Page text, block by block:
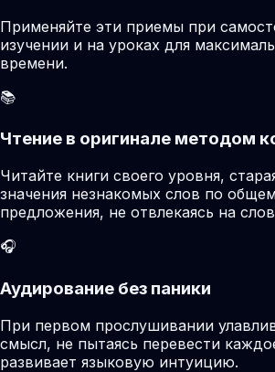
Применяйте эти приемы при
изучении и на уроках для
времени.
📚
Чтение в оригинале методом
Читайте книги своего уровня,
значения незнакомых слов по
предложения, не отвлекаясь на
🎧
Аудирование без паники
При первом прослушивании
смысл, не пытаясь перевести
развивает языковую интуицию.